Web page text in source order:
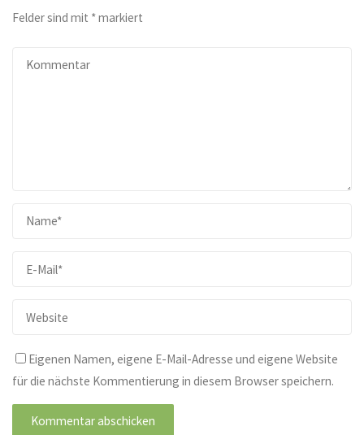
Felder sind mit *markiert
Eigenen Namen, eigene E-Mail-Adresse und eigene Website
für die nächste Kommentierung in diesem Browser speichern.